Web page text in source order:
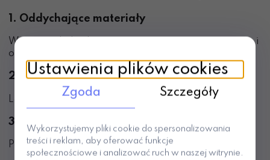
1. Oddychające materiały
Wnętrze i cholewka powinny przepuszczać powietrze i
odprowadzać wilgoć.
2. Elastyczna podeszwa
Lekka i miękka konstrukcja poprawia komfort ruchu.
3. Szeroki przód
Palce potrzebują przestrzeni do naturalnej pracy.
Ustawienia plików cookies
Zgoda Szczegóły
Wykorzystujemy pliki cookie do spersonalizowania
treści i reklam, aby oferować funkcje
społecznościowe i analizować ruch w naszej witrynie.